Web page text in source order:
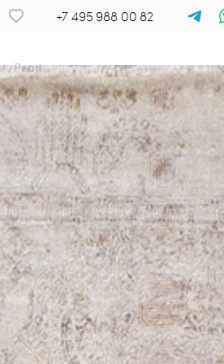
+7 495 988 00 82
/ Pearl